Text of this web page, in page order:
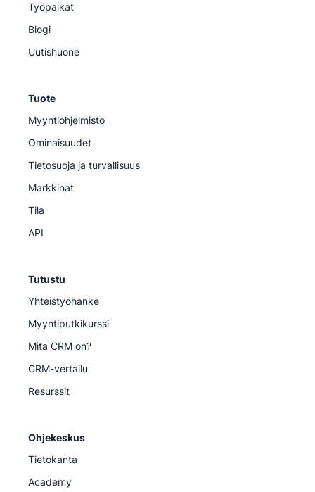
Työpaikat
Blogi
Uutishuone
Tuote
Myyntiohjelmisto
Ominaisuudet
Tietosuoja ja turvallisuus
Markkinat
Tila
API
Tutustu
Yhteistyöhanke
Myyntiputkikurssi
Mitä CRM on?
CRM-vertailu
Resurssit
Ohjekeskus
Tietokanta
Academy